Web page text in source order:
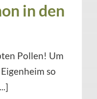
in den
Pollen! Um
so